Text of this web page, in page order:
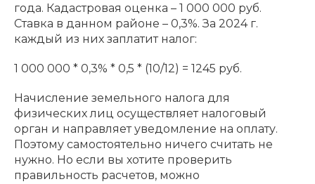
года. Кадастровая оценка – 1 000 000 руб.
Ставка в данном районе – 0,3%. За 2024 г.
каждый из них заплатит налог:
1 000 000 * 0,3% * 0,5 * (10/12) = 1245 руб.
Начисление земельного налога для
физических лиц осуществляет налоговый
орган и направляет уведомление на оплату.
Поэтому самостоятельно ничего считать не
нужно. Но если вы хотите проверить
правильность расчетов, можно